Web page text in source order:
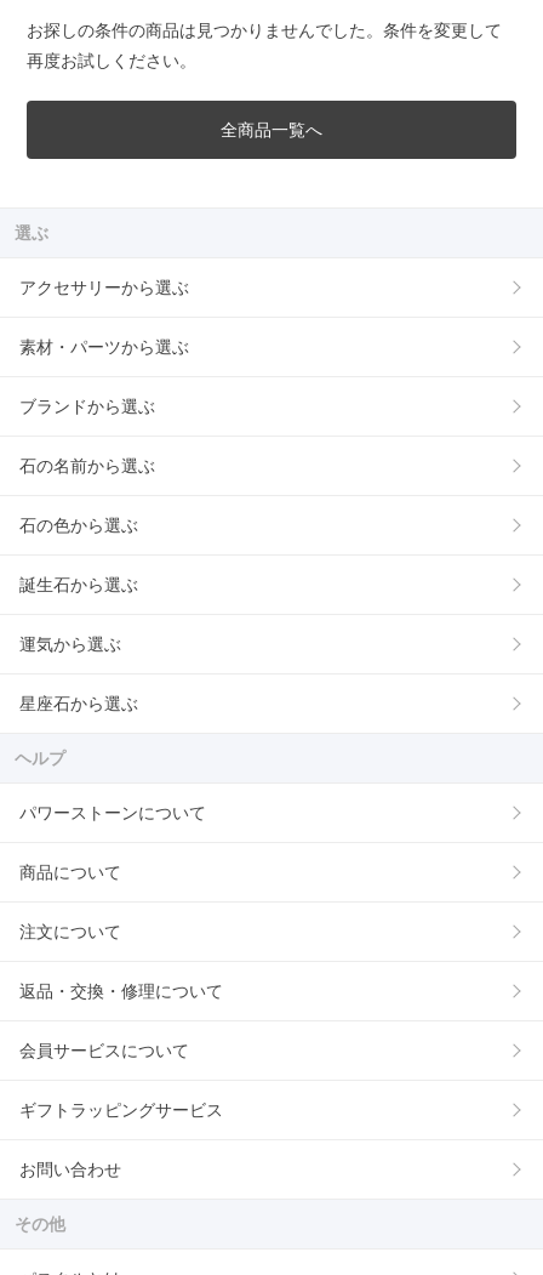
お探しの条件の商品は見つかりませんでした。条件を変更して
再度お試しください。
全商品一覧へ
選ぶ
アクセサリーから選ぶ
素材・パーツから選ぶ
ブランドから選ぶ
石の名前から選ぶ
石の色から選ぶ
誕生石から選ぶ
運気から選ぶ
星座石から選ぶ
ヘルプ
パワーストーンについて
商品について
注文について
返品・交換・修理について
会員サービスについて
ギフトラッピングサービス
お問い合わせ
その他